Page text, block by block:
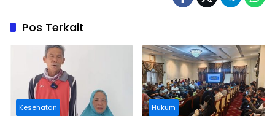
Pos Terkait
Kesehatan Hukum